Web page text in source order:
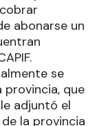
abonarse un
se
provincia, que
adjuntó el
la provincia